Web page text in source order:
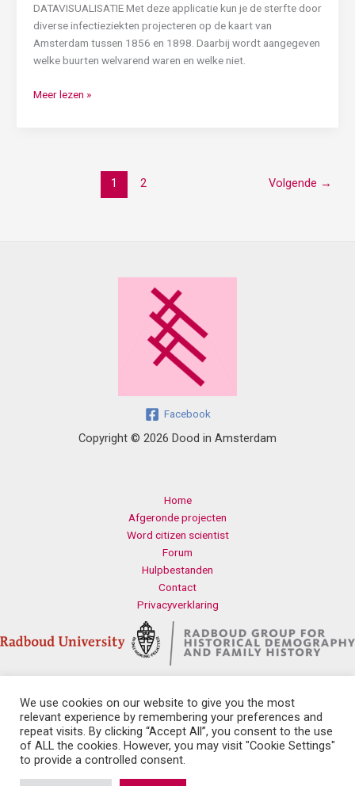
DATAVISUALISATIE Met deze applicatie kun je de sterfte door
diverse infectieziekten projecteren op de kaart van
Amsterdam tussen 1856 en 1898. Daarbij wordt aangegeven
welke buurten welvarend waren en welke niet.
Meer lezen »
1 2 Volgende →
Facebook
Copyright © 2026 Dood in Amsterdam
Home
Afgeronde projecten
Word citizen scientist
Forum
Hulpbestanden
Contact
Privacyverklaring
Contact
Radboud Universiteit
Erasmusplein 1
6525 HT Nijmegen
We use cookies on our website to give you the most
relevant experience by remembering your preferences and
repeat visits. By clicking “Accept All”, you consent to the use
of ALL the cookies. However, you may visit "Cookie Settings"
to provide a controlled consent.